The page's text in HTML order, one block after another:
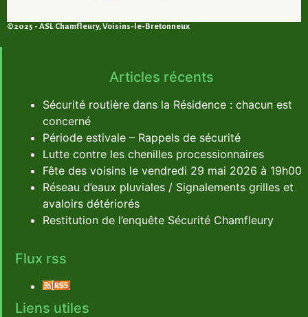
©2025 - ASL Chamfleury, Voisins-le-Bretonneux
Articles récents
Sécurité routière dans la Résidence : chacun est
concerné
Période estivale – Rappels de sécurité
Lutte contre les chenilles processionnaires
Fête des voisins le vendredi 29 mai 2026 à 19h00
Réseau d’eaux pluviales / Signalements grilles et
avaloirs détériorés
Restitution de l’enquête Sécurité Chamfleury
Flux rss
Liens utiles